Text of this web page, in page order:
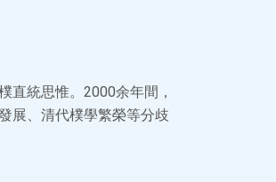
直統思惟。2000余年間，
展、清代樸學繁榮等分歧